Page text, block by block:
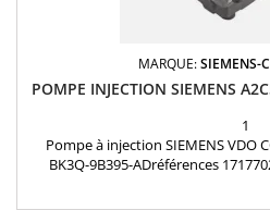
MARQUE:SIEMENS-
POMPE INJECTION SIEMENS
1
Pompe à injection SIEMENS VDO
BK3Q-9B395-ADréférences